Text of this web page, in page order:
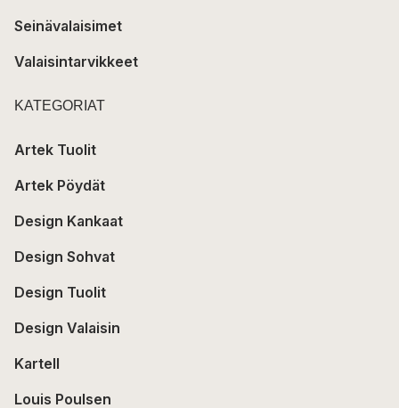
Seinävalaisimet
Valaisintarvikkeet
KATEGORIAT
Artek Tuolit
Artek Pöydät
Design Kankaat
Design Sohvat
Design Tuolit
Design Valaisin
Kartell
Louis Poulsen